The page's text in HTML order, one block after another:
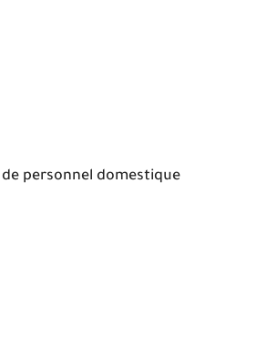
personnel domestique